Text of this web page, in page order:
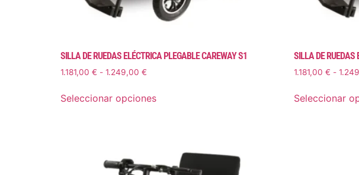
SILLA DE RUEDAS ELÉCTRICA PLEGABLE CAREWAY S1
1.181,00 € - 1.249,00 €
Seleccionar opciones
SILLA DE RUEDAS
1.181,00 € -
Seleccionar